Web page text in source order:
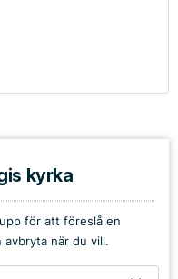
kyrka
för att föreslå en
när du vill.